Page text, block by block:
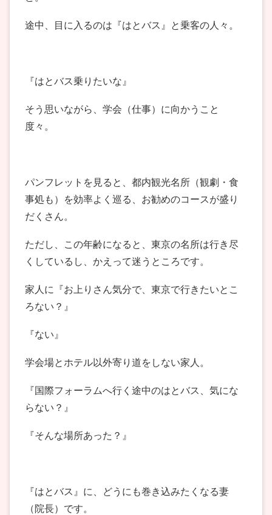
途中、目に入るのは『はとバス』と乗客の人々。
『はとバス乗りたいな』
そう思いながら、学会（仕事）に向かうこと
度々。
パンフレットを見ると、都内観光名所（観劇・食
事処も）を効率よく巡る、お勧めのコースが盛り
だくさん。
ただし、この年齢になると、東京の名所は行き尽
くしているし、かえって迷うところです。
家人に『お上りさん気分で、東京で行きたいとこ
ろない？』
『ない』
学会場とホテル以外寄り道をしない家人。
『国際フォーラムへ行く途中のはとバス、気にな
らない？』
『そんな場所あった？』
『はとバス』に、どうにも巻き込みたくなる妻
（院長）です。